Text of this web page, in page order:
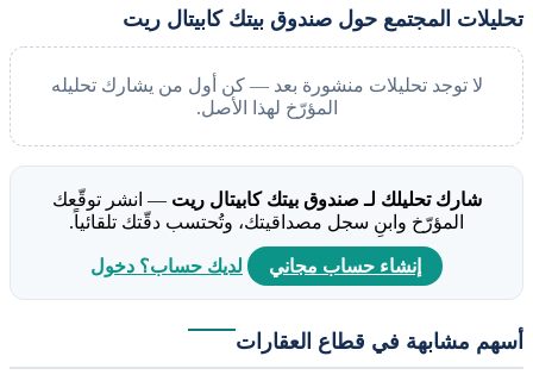
المجتمع حول صندوق بيتك كابيتال ريت
لا توجد تحليلات منشورة بعد — كن أول من يشارك تحليله
المؤرّخ لهذا الأصل.
شارك تحليلك لـ صندوق بيتك كابيتال ريت — انشر توقّعك
المؤرّخ وابنِ سجل مصداقيتك، وتُحتسب دقّتك تلقائياً.
إنشاء حساب مجاني لديك حساب؟ دخول
مشابهة في قطاع العقارات